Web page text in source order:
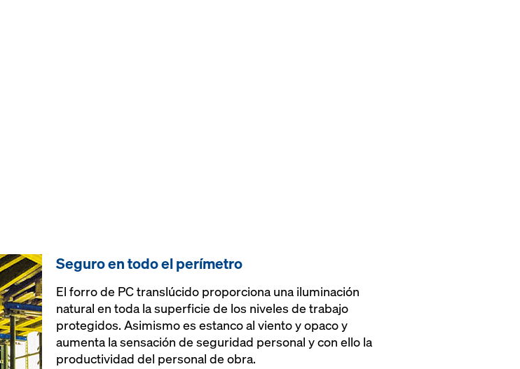
Seguro en todo el perímetro
El forro de PC translúcido proporciona una iluminación
natural en toda la superficie de los niveles de trabajo
protegidos. Asimismo es estanco al viento y opaco y
aumenta la sensación de seguridad personal y con ello la
productividad del personal de obra.